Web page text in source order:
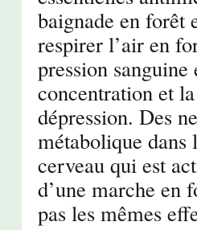
baignade en forêt
respirer l’air en
pression
concentration et
dépression. Des
métabolique
cerveau qui est
d’une marche en
pas les mêmes